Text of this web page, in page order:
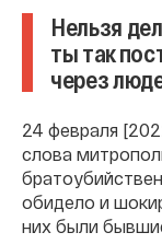
Нельзя
ты так
через
24 февраля
слова
обидело и
них были